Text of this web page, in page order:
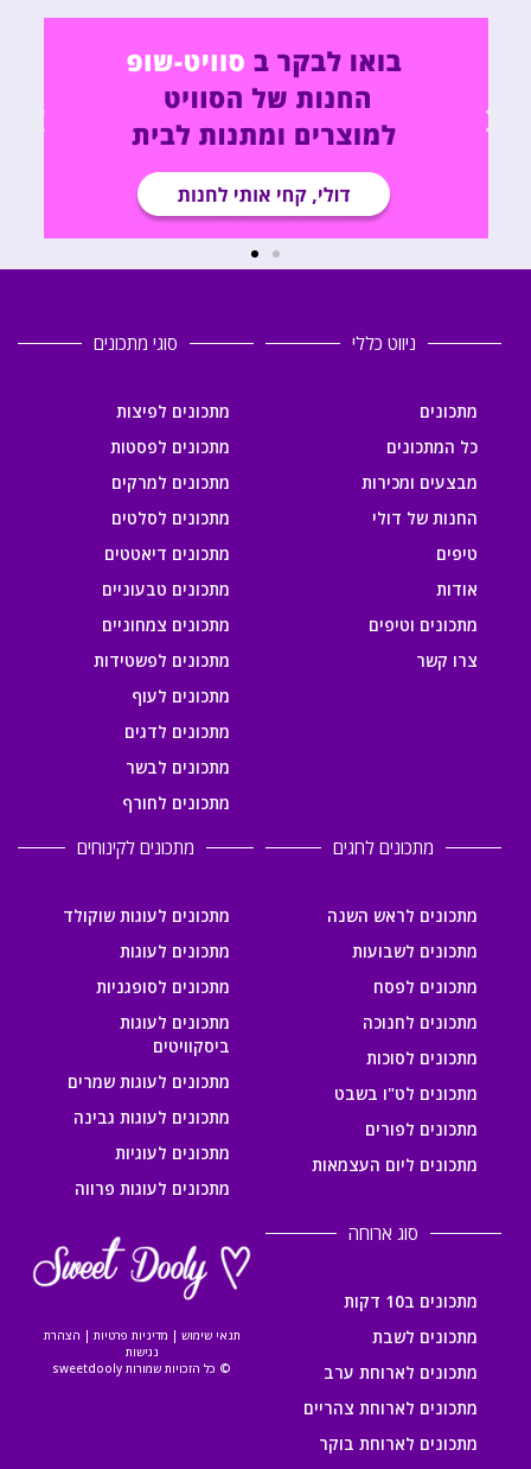
ניווט כללי
מתכונים
כל המתכונים
מבצעים ומכירות
החנות של דולי
טיפים
אודות
מתכונים וטיפים
צרו קשר
סוגי מתכונים
מתכונים לפיצות
מתכונים לפסטות
מתכונים למרקים
מתכונים לסלטים
מתכונים דיאטטים
מתכונים טבעוניים
מתכונים צמחוניים
מתכונים לפשטידות
מתכונים לעוף
מתכונים לדגים
מתכונים לבשר
מתכונים לחורף
מתכונים לחגים
מתכונים לראש השנה
מתכונים לשבועות
מתכונים לפסח
מתכונים לחנוכה
מתכונים לסוכות
מתכונים לט"ו בשבט
מתכונים לפורים
מתכונים ליום העצמאות
מתכונים לקינוחים
מתכונים לעוגות שוקולד
מתכונים לעוגות
מתכונים לסופגניות
מתכונים לעוגות
ביסקוויטים
מתכונים לעוגות שמרים
מתכונים לעוגות גבינה
מתכונים לעוגיות
מתכונים לעוגות פרווה
סוג ארוחה
מתכונים ב10 דקות
מתכונים לשבת
מתכונים לארוחת ערב
מתכונים לארוחת צהריים
מתכונים לארוחת בוקר
תנאי שימוש | מדיניות פרטיות | הצהרת
נגישות
© כל הזכויות שמורות sweetdooly